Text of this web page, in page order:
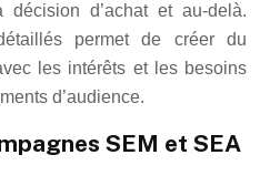
d’achat et au-delà.
permet de créer du
les intérêts et les besoins
d’audience.
SEM et SEA